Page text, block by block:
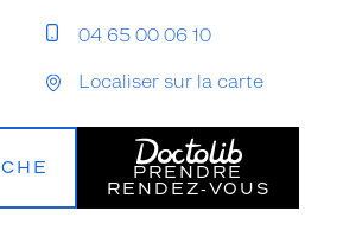
04 65 00 06 10
Localiser sur la carte
PRENDRE
RENDEZ‑VOUS